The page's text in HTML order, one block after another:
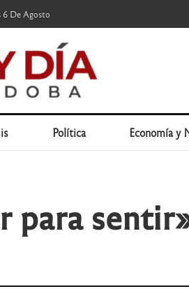
6 De Agosto
Política Economía y
para